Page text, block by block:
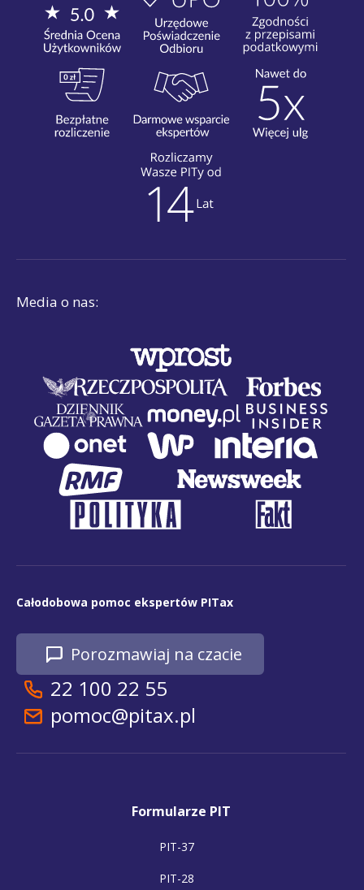
Media o nas:
Całodobowa pomoc ekspertów PITax
Porozmawiaj na czacie
22 100 22 55
pomoc@pitax.pl
Formularze PIT
PIT-37
PIT-28